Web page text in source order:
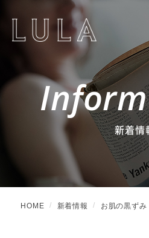
新着情
HOME 新着情報 お肌の黒ずみ